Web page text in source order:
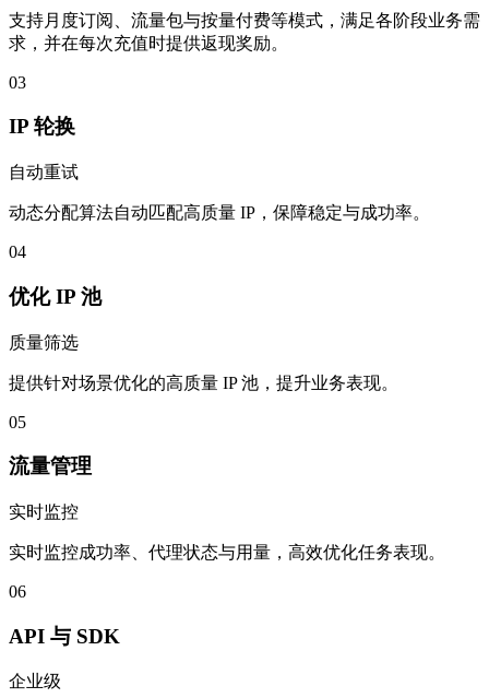
支持月度订阅、流量包与按量付费等模式，满足各阶段业务需
求，并在每次充值时提供返现奖励。
03
IP 轮换
自动重试
动态分配算法自动匹配高质量 IP，保障稳定与成功率。
04
优化 IP 池
质量筛选
提供针对场景优化的高质量 IP 池，提升业务表现。
05
流量管理
实时监控
实时监控成功率、代理状态与用量，高效优化任务表现。
06
API 与 SDK
企业级